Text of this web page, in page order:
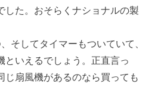
した。おそらくナショナルの製
そしてタイマーもついていて、
といえるでしょう。正直言っ
じ扇風機があるのなら買っても